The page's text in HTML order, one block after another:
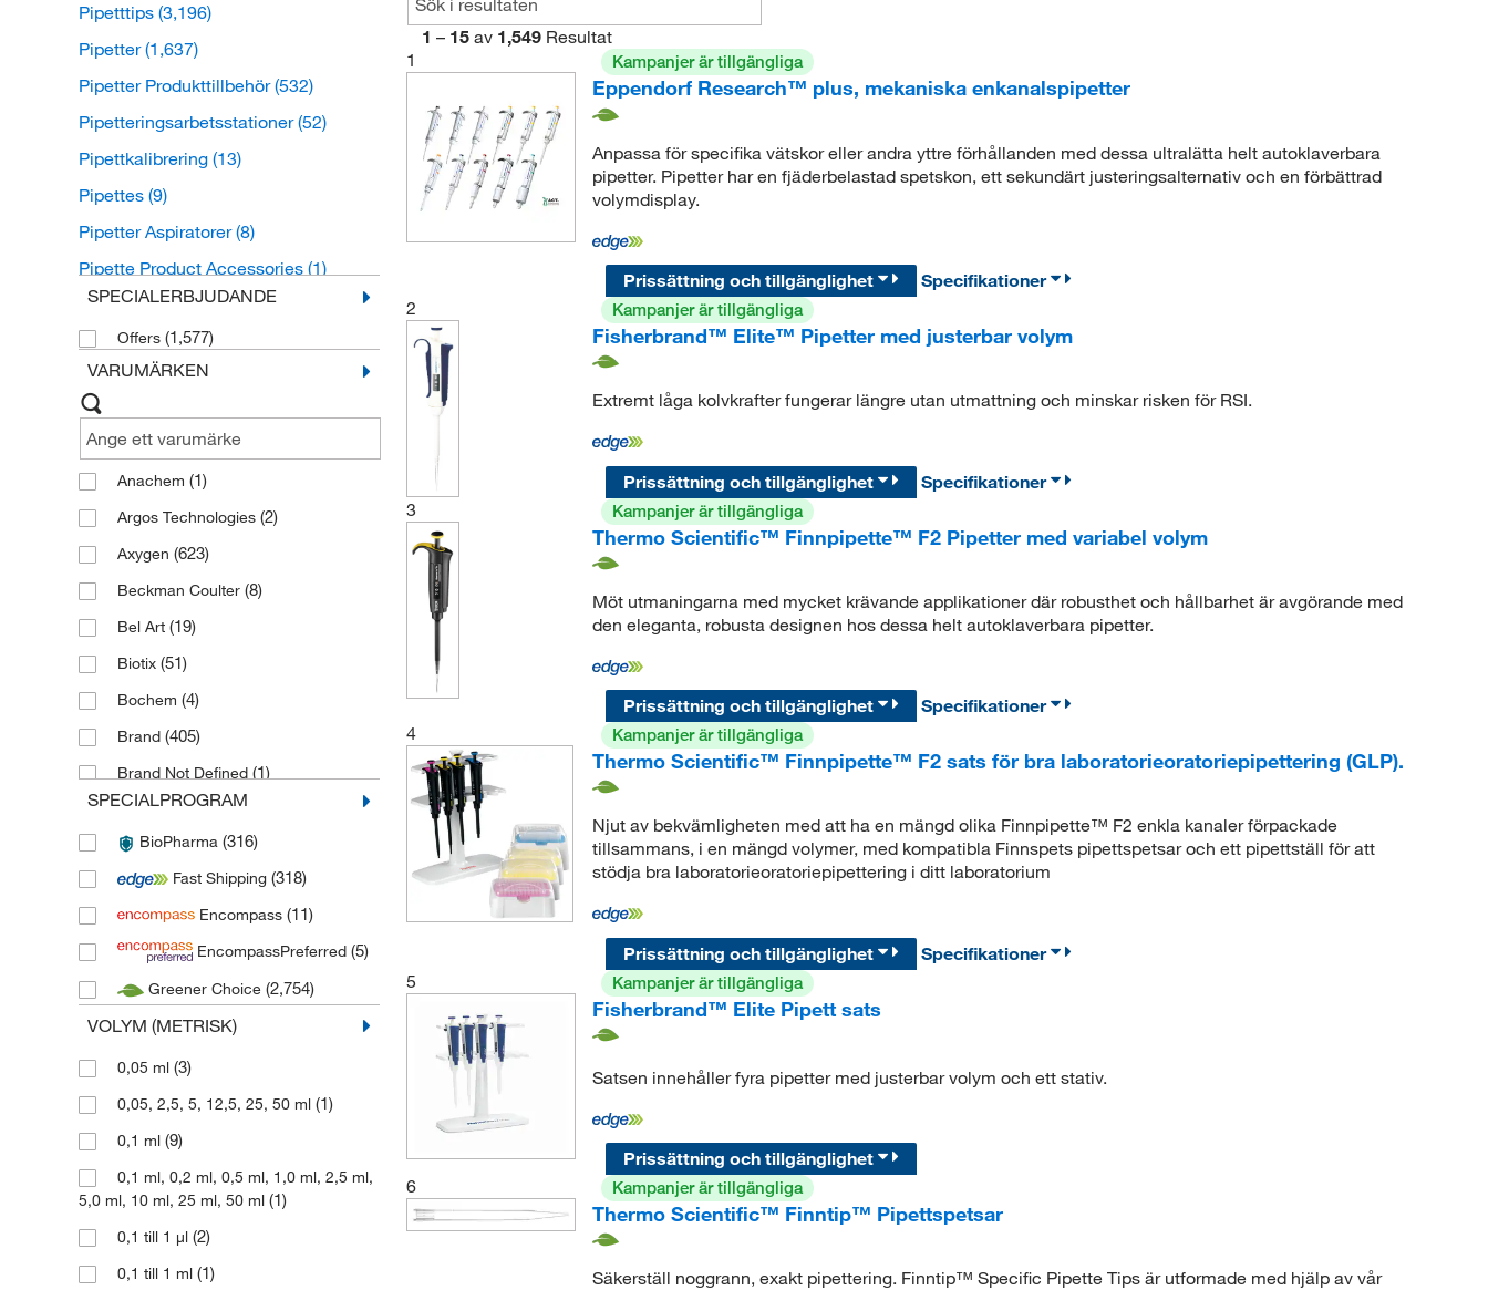
Pipetttips (3,196)
Pipetter(1,637)
Pipetter Produkttillbehör(532)
Pipetteringsarbetsstationer(52)
Pipettkalibrering (13)
Pipettes (9)
Pipetter Aspiratorer(8)
Pipette Product Accessories (1)
SPECIALERBJUDANDE
Offers (1,577)
VARUMÄRKEN
Anachem (1)
Argos Technologies (2)
Axygen (623)
Beckman Coulter (8)
Bel Art (19)
Biotix (51)
Bochem (4)
Brand (405)
Brand Not Defined (1)
Cadence Science
Calibre Scientific (2)
Cole Parmer(4)
Corning(185)
Diversified Biotech(1)
Eppendorf(613)
Fisherbrand(260)
Gilson(424)
Globe Scientific(104)
Greiner Bio One
Hach(2)
Hamilton(131)
Hanna Instruments
Heathrow Scientific
SPECIALPROGRAM
BioPharma (316)
Fast Shipping (318)
Encompass (11)
EncompassPreferred (5)
Greener Choice (2,754)
VOLYM (METRISK)
0,05 ml (3)
0,05, 2,5, 5, 12,5, 25, 50 ml (1)
0,1 ml (9)
0,1 ml, 0,2 ml, 0,5 ml, 1,0 ml, 2,5 ml,
5,0 ml, 10 ml, 25 ml, 50 ml (1)
0,1 till 1 μl (2)
0,1 till 1 ml (1)
1 – 15 av 1,549 Resultat
1
Kampanjer är tillgängliga
Eppendorf Research™ plus, mekaniska enkanalspipetter
Anpassa för specifika vätskor eller andra yttre förhållanden med dessa ultralätta helt autoklaverbara
pipetter. Pipetter har en fjäderbelastad spetskon, ett sekundärt justeringsalternativ och en förbättrad
volymdisplay.
Prissättning och tillgänglighet
Specifikationer
2
Kampanjer är tillgängliga
Fisherbrand™ Elite™ Pipetter med justerbar volym
Extremt låga kolvkrafter fungerar längre utan utmattning och minskar risken för RSI.
Prissättning och tillgänglighet
Specifikationer
3
Kampanjer är tillgängliga
Thermo Scientific™ Finnpipette™ F2 Pipetter med variabel volym
Möt utmaningarna med mycket krävande applikationer där robusthet och hållbarhet är avgörande med
den eleganta, robusta designen hos dessa helt autoklaverbara pipetter.
Prissättning och tillgänglighet
Specifikationer
4
Kampanjer är tillgängliga
Thermo Scientific™ Finnpipette™ F2 sats för bra laboratorieoratoriepipettering (GLP).
Njut av bekvämligheten med att ha en mängd olika Finnpipette™ F2 enkla kanaler förpackade
tillsammans, i en mängd volymer, med kompatibla Finnspets pipettspetsar och ett pipettställ för att
stödja bra laboratorieoratoriepipettering i ditt laboratorium
Prissättning och tillgänglighet
Specifikationer
5
Kampanjer är tillgängliga
Fisherbrand™ Elite Pipett sats
Satsen innehåller fyra pipetter med justerbar volym och ett stativ.
Prissättning och tillgänglighet
6
Kampanjer är tillgängliga
Thermo Scientific™ Finntip™ Pipettspetsar
Säkerställ noggrann, exakt pipettering. Finntip™ Specific Pipette Tips är utformade med hjälp av vår